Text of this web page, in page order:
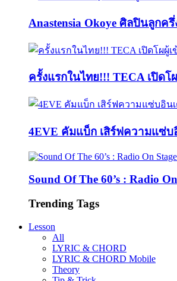
Anastensia Okoye ศิลปินลูกค
ครั้งแรกในไทย!!! TECA เปิดโ
4EVE คัมแบ็ก เสิร์ฟความแซ่บ
Sound Of The 60’s : Radio
Trending Tags
Lesson
All
LYRIC & CHORD
LYRIC & CHORD Mobile
Theory